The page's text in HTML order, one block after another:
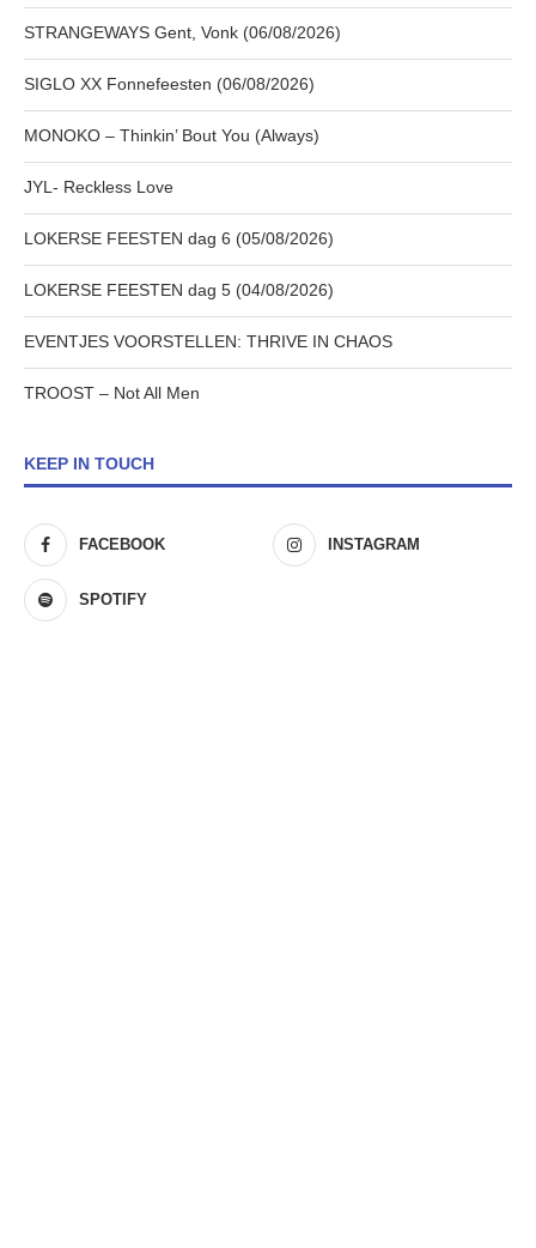
STRANGEWAYS Gent, Vonk (06/08/2026)
SIGLO XX Fonnefeesten (06/08/2026)
MONOKO – Thinkin’ Bout You (Always)
JYL- Reckless Love
LOKERSE FEESTEN dag 6 (05/08/2026)
LOKERSE FEESTEN dag 5 (04/08/2026)
EVENTJES VOORSTELLEN: THRIVE IN CHAOS
TROOST – Not All Men
KEEP IN TOUCH
FACEBOOK INSTAGRAM
SPOTIFY